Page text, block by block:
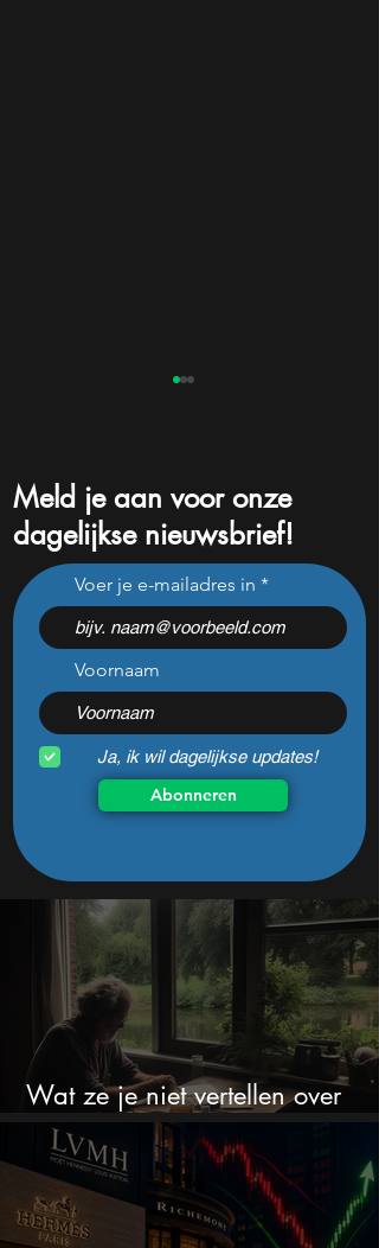
Chinese techaandelen
maken een comeback –
deze 3 bedrijven zijn
interessant
Meld je aan voor onze
dagelijkse nieuwsbrief!
Voer je e-mailadres in
Voornaam
Ja, ik wil dagelijkse updates!
Abonneren
Wat ze je niet vertellen over
erfbelasting